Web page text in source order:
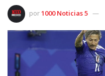
por1000 Noticias 5